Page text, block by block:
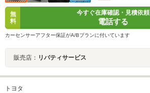
無
料
今すぐ在庫確認・見積依頼
電話する
カーセンサーアフター保証がA/Bプランに付いています
販売店： リバティサービス
トヨタ